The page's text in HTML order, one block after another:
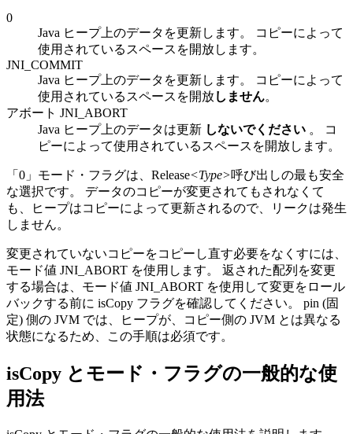
0
Java ヒープ上のデータを更新します。 コピーによって
使用されているスペースを開放します。
JNI_COMMIT
Java ヒープ上のデータを更新します。 コピーによって
使用されているスペースを開放しません。
アボート JNI_ABORT
Java ヒープ上のデータは更新 しないでください 。 コ
ピーによって使用されているスペースを開放します。
「0」モード・フラグは、Release<Type>呼び出しの最も安全
な選択です。 データのコピーが変更されてもされなくて
も、ヒープはコピーによって更新されるので、リークは発生
しません。
変更されていないコピーをコピーし直す必要をなくすには、
モード値 JNI_ABORT を使用します。 返された配列を変更
する場合は、モード値 JNI_ABORT を使用して変更をロール
バックする前に isCopy フラグを確認してください。 pin (固
定) 側の JVM では、ヒープが、コピー側の JVM とは異なる
状態になるため、この手順は必須です。
isCopy とモード・フラグの一般的な使
用法